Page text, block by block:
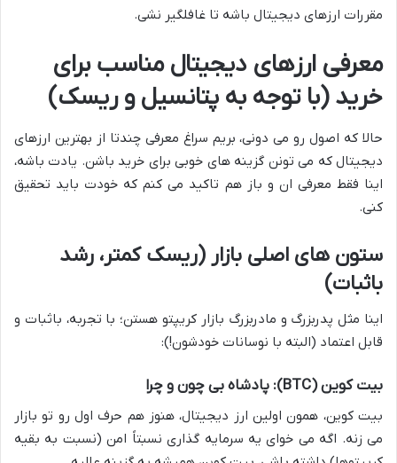
مقررات ارزهای دیجیتال باشه تا غافلگیر نشی.
معرفی ارزهای دیجیتال مناسب برای
خرید (با توجه به پتانسیل و ریسک)
حالا که اصول رو می دونی، بریم سراغ معرفی چندتا از بهترین ارزهای
دیجیتال که می تونن گزینه های خوبی برای خرید باشن. یادت باشه،
اینا فقط معرفی ان و باز هم تاکید می کنم که خودت باید تحقیق
کنی.
ستون های اصلی بازار (ریسک کمتر، رشد
باثبات)
اینا مثل پدربزرگ و مادربزرگ بازار کریپتو هستن؛ با تجربه، باثبات و
قابل اعتماد (البته با نوسانات خودشون!):
بیت کوین (BTC): پادشاه بی چون و چرا
بیت کوین، همون اولین ارز دیجیتال، هنوز هم حرف اول رو تو بازار
می زنه. اگه می خوای یه سرمایه گذاری نسبتاً امن (نسبت به بقیه